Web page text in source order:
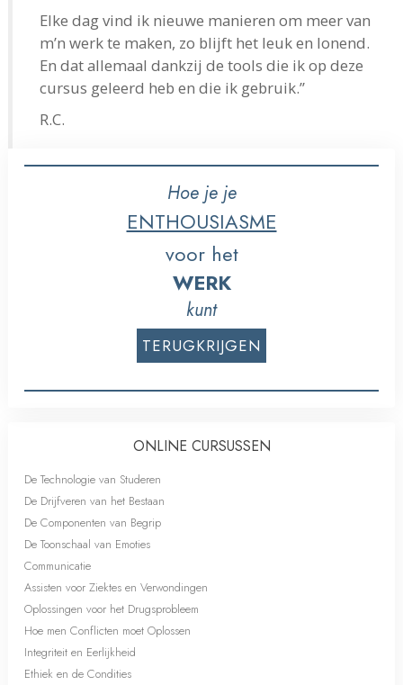
Elke dag vind ik nieuwe manieren om meer van
m’n werk te maken, zo blijft het leuk en lonend.
En dat allemaal dankzij de tools die ik op deze
cursus geleerd heb en die ik gebruik.”
R.C.
Hoe je je
ENTHOUSIASME
voor het
WERK
kunt
TERUGKRIJGEN
ONLINE CURSUSSEN
De Technologie van Studeren
De Drijfveren van het Bestaan
De Componenten van Begrip
De Toonschaal van Emoties
Communicatie
Assisten voor Ziektes en Verwondingen
Oplossingen voor het Drugsprobleem
Hoe men Conflicten moet Oplossen
Integriteit en Eerlijkheid
Ethiek en de Condities